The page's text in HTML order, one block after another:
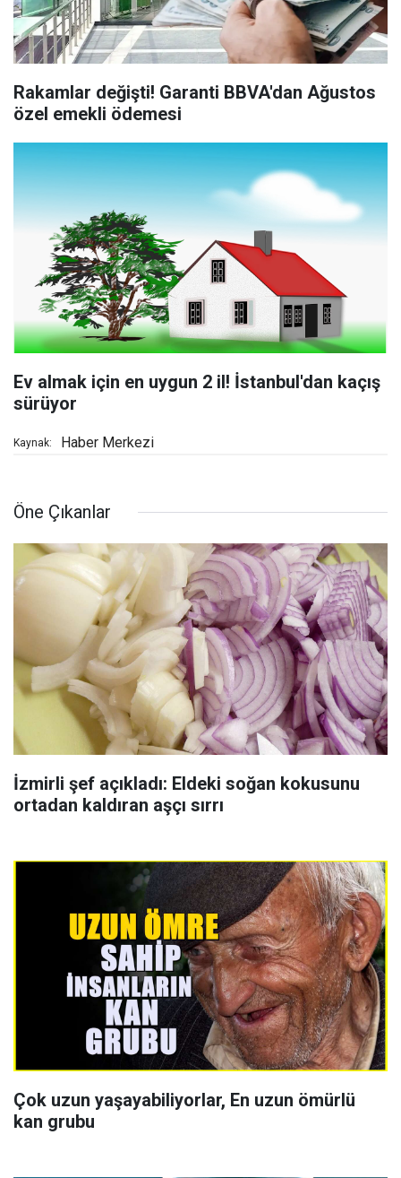
Rakamlar değişti! Garanti BBVA'dan Ağustos
özel emekli ödemesi
Ev almak için en uygun 2 il! İstanbul'dan kaçış
sürüyor
Kaynak: Haber Merkezi
Öne Çıkanlar
İzmirli şef açıkladı: Eldeki soğan kokusunu
ortadan kaldıran aşçı sırrı
Çok uzun yaşayabiliyorlar, En uzun ömürlü
kan grubu